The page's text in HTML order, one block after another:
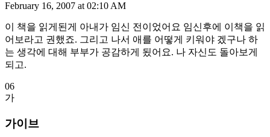
February 16, 2007 at 02:10 AM
이 책을 읽게된게 아내가 임신 전이었어요 임신후에 이책을 읽
어보라고 권했죠. 그리고 나서 애를 어떻게 키워야 겠구나 하
는 생각에 대해 부부가 공감하게 됬어요. 나 자신도 돌아보게
되고.
06
가
가이브